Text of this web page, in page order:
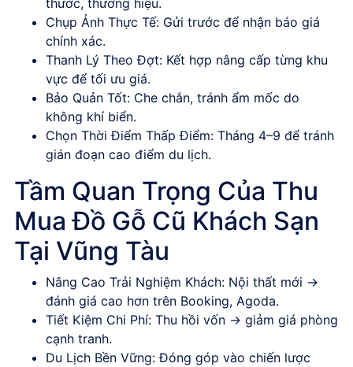
thước, thương hiệu.
Chụp Ảnh Thực Tế: Gửi trước để nhận báo giá
chính xác.
Thanh Lý Theo Đợt: Kết hợp nâng cấp từng khu
vực để tối ưu giá.
Bảo Quản Tốt: Che chắn, tránh ẩm mốc do
không khí biển.
Chọn Thời Điểm Thấp Điểm: Tháng 4–9 để tránh
gián đoạn cao điểm du lịch.
Tầm Quan Trọng Của Thu
Mua Đồ Gỗ Cũ Khách Sạn
Tại Vũng Tàu
Nâng Cao Trải Nghiệm Khách: Nội thất mới →
đánh giá cao hơn trên Booking, Agoda.
Tiết Kiệm Chi Phí: Thu hồi vốn → giảm giá phòng
cạnh tranh.
Du Lịch Bền Vững: Đóng góp vào chiến lược